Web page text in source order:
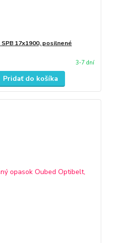
17x1900, posilnené
3-7 dní
Pridať do košíka